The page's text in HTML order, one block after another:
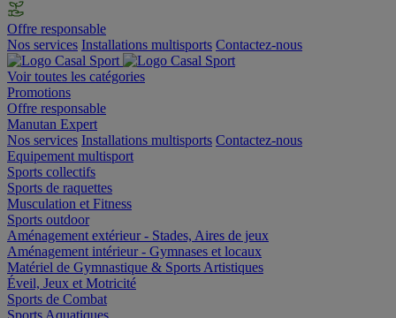
Offre responsable
Nos services Installations multisports Contactez-nous
Voir toutes les catégories
Promotions
Offre responsable
Manutan Expert
Nos services Installations multisports Contactez-nous
Equipement multisport
Sports collectifs
Sports de raquettes
Musculation et Fitness
Sports outdoor
Aménagement extérieur - Stades, Aires de jeux
Aménagement intérieur - Gymnases et locaux
Matériel de Gymnastique & Sports Artistiques
Éveil, Jeux et Motricité
Sports de Combat
Sports Aquatiques